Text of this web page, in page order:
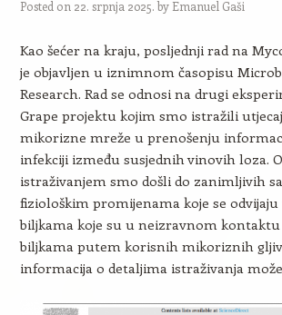
Posted on 22. srpnja 2025. by Emanuel Gaši
Kao šećer na kraju, posljednji rad na
je objavljen u iznimnom časopisu
Research. Rad se odnosi na drugi
Grape projektu kojim smo istražili
mikorizne mreže u prenošenju
infekciji između susjednih vinovih loza.
istraživanjem smo došli do zanimljivih
fiziološkim promijenama koje se
biljkama koje su u neizravnom
biljkama putem korisnih mikoriznih
informacija o detaljima istraživanja